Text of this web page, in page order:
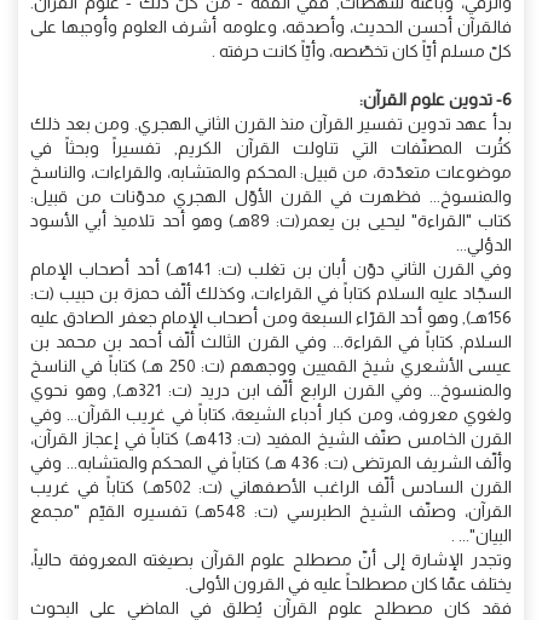
فالقرآن أحسن الحديث، وأصدقه، وعلومه أشرف العلوم وأوجبها على
كلّ مسلم أيّاً كان تخصّصه، وأيّاً كانت حرفته .
6- تدوين علوم القرآن:
بدأ عهد تدوين تفسير القرآن منذ القرن الثاني الهجري. ومن بعد ذلك
كثُرت المصنّفات التي تناولت القرآن الكريم, تفسيراً وبحثاً في
موضوعات متعدّدة، من قبيل: المحكم والمتشابه، والقراءات، والناسخ
والمنسوخ... فظهرت في القرن الأوّل الهجري مدوّنات من قبيل:
كتاب "القراءة" ليحيى بن يعمر(ت: 89هـ) وهو أحد تلاميذ أبي الأسود
الدؤلي...
وفي القرن الثاني دوّن أبان بن تغلب (ت: 141هـ) أحد أصحاب الإمام
السجّاد عليه السلام كتاباً في القراءات، وكذلك ألّف حمزة بن حبيب (ت:
156هـ), وهو أحد القرّاء السبعة ومن أصحاب الإمام جعفر الصادق عليه
السلام, كتاباً في القراءة... وفي القرن الثالث ألّف أحمد بن محمد بن
عيسى الأشعري شيخ القميين ووجههم (ت: 250 هـ) كتاباً في الناسخ
والمنسوخ... وفي القرن الرابع ألّف ابن دريد (ت: 321هـ), وهو نحوي
ولغوي معروف، ومن كبار أدباء الشيعة، كتاباً في غريب القرآن... وفي
القرن الخامس صنّف الشيخ المفيد (ت: 413هـ) كتاباً في إعجاز القرآن،
وألّف الشريف المرتضى (ت: 436 هـ) كتاباً في المحكم والمتشابه... وفي
القرن السادس ألّف الراغب الأصفهاني (ت: 502هـ) كتاباً في غريب
القرآن، وصنّف الشيخ الطبرسي (ت: 548هـ) تفسيره القيّم "مجمع
البيان"... .
وتجدر الإشارة إلى أنّ مصطلح علوم القرآن بصيغته المعروفة حالياً،
يختلف عمّا كان مصطلحاً عليه في القرون الأولى.
فقد كان مصطلح علوم القرآن يُطلق في الماضي على البحوث